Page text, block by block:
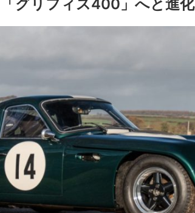
グリフィス400」へと進化